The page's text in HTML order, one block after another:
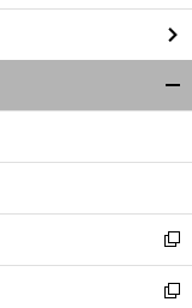
し
い
ウ
ィ
ン
ウ
開
く
新
し
い
新